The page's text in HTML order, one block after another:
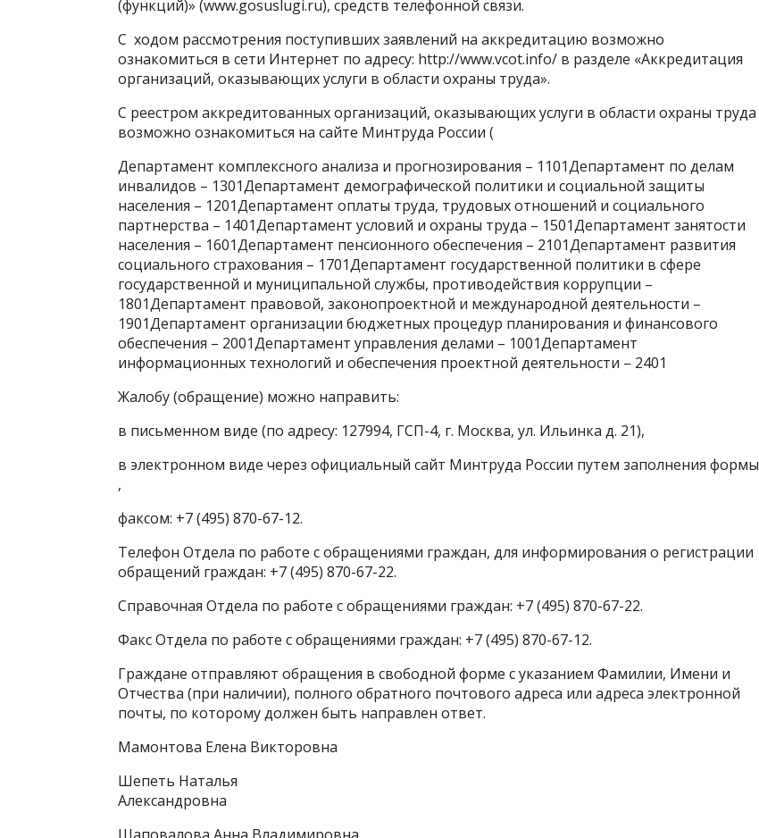
(функций)» (www.gosuslugi.ru), средств телефонной связи.
С ходом рассмотрения поступивших заявлений на аккредитацию возможно
ознакомиться в сети Интернет по адресу: http://www.vcot.info/ в разделе «Аккредитация
организаций, оказывающих услуги в области охраны труда».
С реестром аккредитованных организаций, оказывающих услуги в области охраны труда
возможно ознакомиться на сайте Минтруда России (
Департамент комплексного анализа и прогнозирования – 1101Департамент по делам
инвалидов – 1301Департамент демографической политики и социальной защиты
населения – 1201Департамент оплаты труда, трудовых отношений и социального
партнерства – 1401Департамент условий и охраны труда – 1501Департамент занятости
населения – 1601Департамент пенсионного обеспечения – 2101Департамент развития
социального страхования – 1701Департамент государственной политики в сфере
государственной и муниципальной службы, противодействия коррупции –
1801Департамент правовой, законопроектной и международной деятельности –
1901Департамент организации бюджетных процедур планирования и финансового
обеспечения – 2001Департамент управления делами – 1001Департамент
информационных технологий и обеспечения проектной деятельности – 2401
Жалобу (обращение) можно направить:
в письменном виде (по адресу: 127994, ГСП-4, г. Москва, ул. Ильинка д. 21),
в электронном виде через официальный сайт Минтруда России путем заполнения формы
,
факсом: +7 (495) 870-67-12.
Телефон Отдела по работе с обращениями граждан, для информирования о регистрации
обращений граждан: +7 (495) 870-67-22.
Справочная Отдела по работе с обращениями граждан: +7 (495) 870-67-22.
Факс Отдела по работе с обращениями граждан: +7 (495) 870-67-12.
Граждане отправляют обращения в свободной форме с указанием Фамилии, Имени и
Отчества (при наличии), полного обратного почтового адреса или адреса электронной
почты, по которому должен быть направлен ответ.
Мамонтова Елена Викторовна
Шепеть Наталья
Александровна